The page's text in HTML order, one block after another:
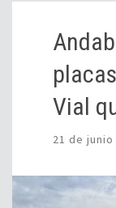
Vial
21 de junio